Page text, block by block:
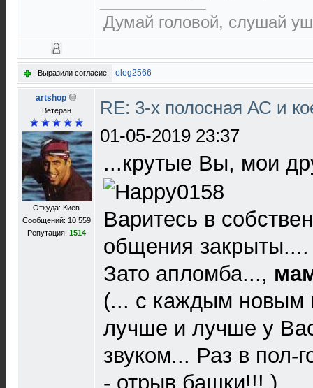
Думай головой, слушай
Выразили согласие: oleg2566
artshop
Ветеран
Откуда: Киев
Сообщений: 10 559
Репутация: 1514
RE: 3-х полосная АС и
01-05-2019 23:37
...крутые Вы, мои
Варитесь в
общения закрыты....
Зато апломба...,
(... с каждым новым
лучше и лучше у
звуком... Раз в пол-
- отрыв башки!!! )